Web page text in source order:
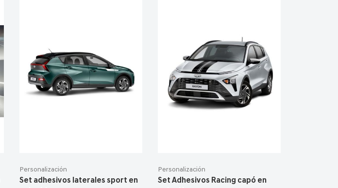
Personalización
Set adhesivos laterales sport en
Personalización
Set Adhesivos Racing capó en